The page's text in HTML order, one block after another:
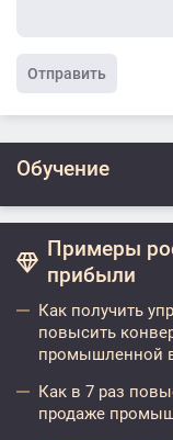
Отправить
Обучение
Примеры
прибыли
Как получить
повысить
промышленной
Как в 7 раз
продаже